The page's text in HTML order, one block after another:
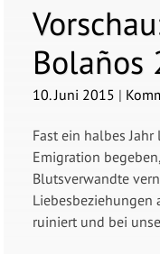
Bolaños
10. Juni 2015 |
Fast ein halbes
Emigration
Blutsverwandte
Liebesbeziehungen
ruiniert und bei